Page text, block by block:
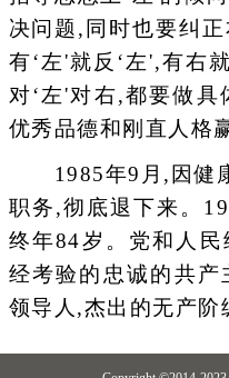
决问题,同时也要纠
有‘左'就反‘左',有右
对‘左'对右,都要做具
优秀品德和刚直人格
1985年9月,因健康
职务,彻底退下来。
终年84岁。党和人
经考验的忠诚的共
领导人,杰出的无产阶